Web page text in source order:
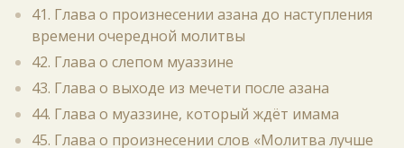
41. Глава о произнесении азана до наступления
времени очередной молитвы
42. Глава о слепом муаззине
43. Глава о выходе из мечети после азана
44. Глава о муаззине, который ждёт имама
45. Глава о произнесении слов «Молитва лучше